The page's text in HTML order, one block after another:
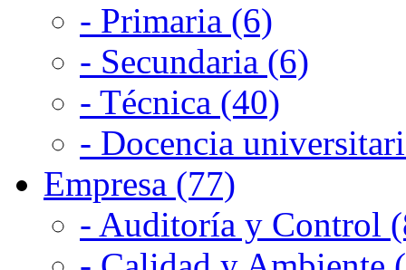
- Primaria (6)
- Secundaria (6)
- Técnica (40)
- Docencia
Empresa (77)
- Auditoría y Control